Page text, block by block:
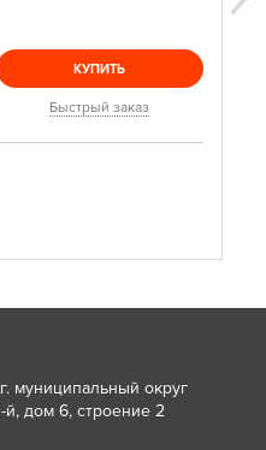
КУПИТЬ
Быстрый заказ
муниципальный округ
й, дом 6, строение 2